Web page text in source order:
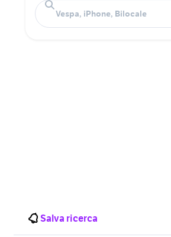
Salva ricerca